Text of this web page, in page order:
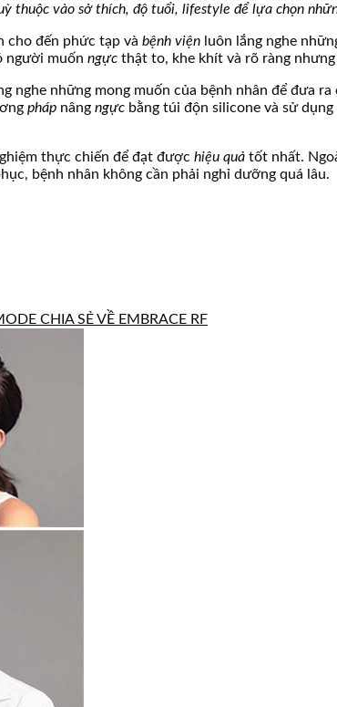
thuộc vào sở thích, độ tuổi, lifestyle để lựa chọn
cho đến phức tạp và bệnh viện luôn lắng nghe
người muốn ngực thật to, khe khít và rõ ràng
nghe những mong muốn của bệnh nhân để đưa
pháp nâng ngực bằng túi độn silicone và sử dụng
thực chiến để đạt được hiệu quả tốt nhất.
bệnh nhân không cần phải nghỉ dưỡng quá lâu.
CHIA SẺ VỀ EMBRACE RF